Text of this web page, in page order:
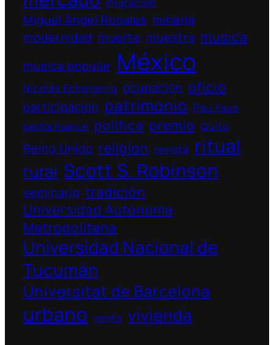
Miguel Ángel Rosales minería
modernidad muerte muestra musica
musica popular México
Nicolás Echevarría ocupación oficio
participacion patrimonio Pau Faus
performance política premio Quito
Reino Unido religion revista ritual
rural Scott S. Robinson
seminario tradición
Universidad Autónoma
Metropolitana
Universidad Nacional de
Tucumán
Universitat de Barcelona
urbano venta vivienda